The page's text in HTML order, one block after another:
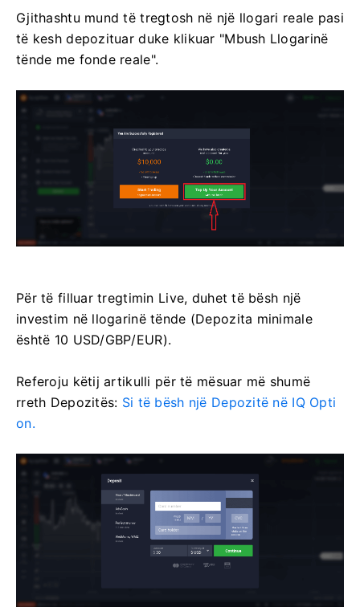
Gjithashtu mund të tregtosh në një llogari reale pasi
të kesh depozituar duke klikuar "Mbush Llogarinë
tënde me fonde reale".
Për të filluar tregtimin Live, duhet të bësh një
investim në llogarinë tënde (Depozita minimale
është 10 USD/GBP/EUR).
Referoju këtij artikulli për të mësuar më shumë
rreth Depozitës: Si të bësh një Depozitë në IQ Opti
on.